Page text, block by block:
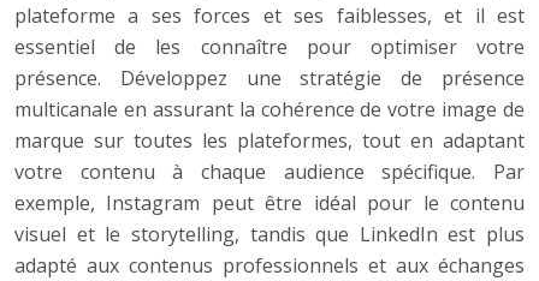
plateforme a ses forces et ses faiblesses, et il est
essentiel de les connaître pour optimiser votre
présence. Développez une stratégie de présence
multicanale en assurant la cohérence de votre image de
marque sur toutes les plateformes, tout en adaptant
votre contenu à chaque audience spécifique. Par
exemple, Instagram peut être idéal pour le contenu
visuel et le storytelling, tandis que LinkedIn est plus
adapté aux contenus professionnels et aux échanges